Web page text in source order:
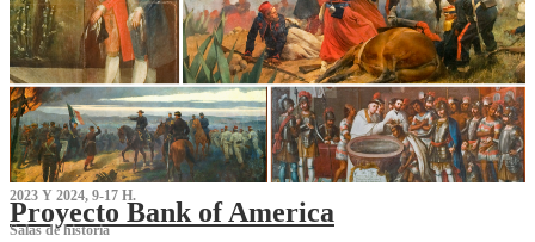
2023 Y 2024, 9-17 H.
Proyecto Bank of America
S‌alas de historia